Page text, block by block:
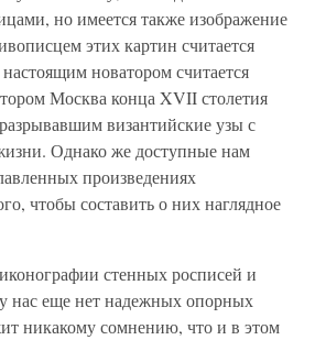
но имеется также изображение
этих картин считается
новатором считается
Москва конца XVII столетия
византийские узы с
Однако же доступные нам
произведениях
чтобы составить о них наглядное
стенных росписей и
нас еще нет надежных опорных
никакому сомнению, что и в этом